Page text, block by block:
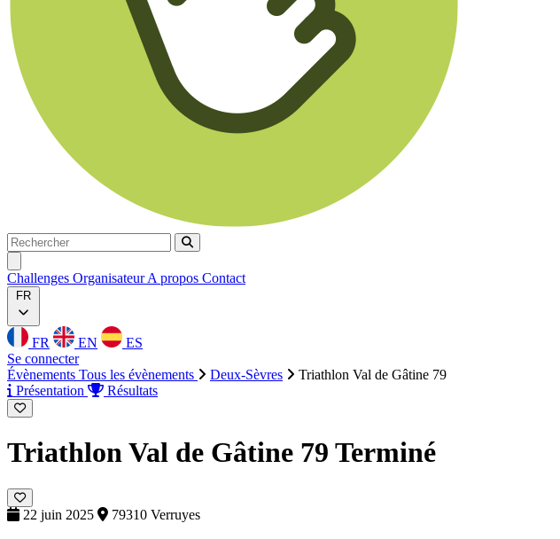
Rechercher
Rechercher
Challenges OrganisateurA propos Contact
FR
FR EN
ES
Se connecter
Évènements Tous les évènements Deux-Sèvres
Triathlon Val de Gâtine 79
Présentation
Résultats
Triathlon Val de Gâtine 79 Terminé
22 juin 2025 79310 Verruyes